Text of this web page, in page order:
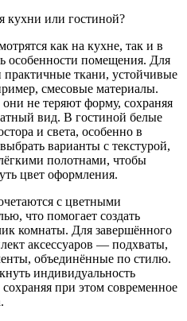
кухни или гостиной?
как на кухне, так и в
особенности помещения. Для
практичные ткани, устойчивые
смесовые материалы.
не теряют форму, сохраняя
вид. В гостиной белые
и света, особенно в
варианты с текстурой,
полотнами, чтобы
цвет оформления.
с цветными
что помогает создать
комнаты. Для завершённого
аксессуаров — подхваты,
объединённые по стилю.
индивидуальность
при этом современное